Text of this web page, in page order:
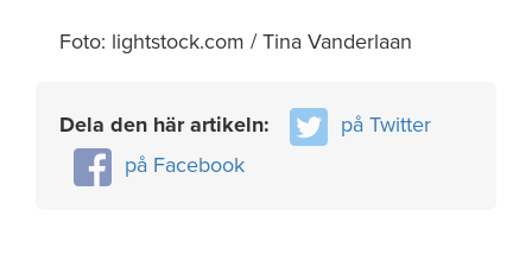
Foto: lightstock.com / Tina Vanderlaan
Dela den här artikeln:
på Twitter
på Facebook